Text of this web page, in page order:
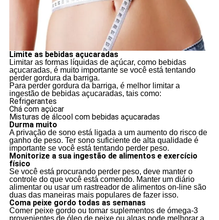
Limite as bebidas açucaradas
Limitar as formas líquidas de açúcar, como bebidas
açucaradas, é muito importante se você está tentando
perder gordura da barriga.
Para perder gordura da barriga, é melhor limitar a
ingestão de bebidas açucaradas, tais como:
Refrigerantes
Chá com açúcar
Misturas de álcool com bebidas açucaradas
Durma muito
A privação de sono está ligada a um aumento do risco de
ganho de peso. Ter sono suficiente de alta qualidade é
importante se você está tentando perder peso.
Monitorize a sua ingestão de alimentos e exercício
físico
Se você está procurando perder peso, deve manter o
controle do que você está comendo. Manter um diário
alimentar ou usar um rastreador de alimentos on-line são
duas das maneiras mais populares de fazer isso.
Coma peixe gordo todas as semanas
Comer peixe gordo ou tomar suplementos de ómega-3
provenientes de óleo de peixe ou algas pode melhorar a